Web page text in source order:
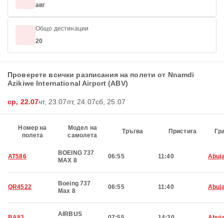
авг
Общо дестинации
20
Проверете всички разписания на полети от Nnamdi
Azikiwe International Airport (ABV)
ср, 22.07чт, 23.07пт, 24.07сб, 25.07
Номер на
полета
Модел на
самолета
Тръгва Пристига
AT586
BOEING 737
MAX 8
06:55 11:40
QR4522
Boeing 737
Max 8
06:55 11:40
AIRBUS